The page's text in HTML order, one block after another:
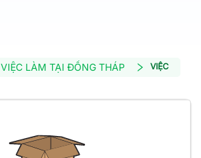
VIỆC LÀM TẠI ĐỒNG THÁP VIỆC LÀM